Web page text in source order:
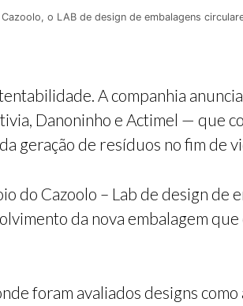
o LAB de design de embalagens
A companhia
Danoninho e Actimel — que
geração de resíduos no fim de
do Cazoolo – Lab de design de
da nova embalagem
foram avaliados designs como